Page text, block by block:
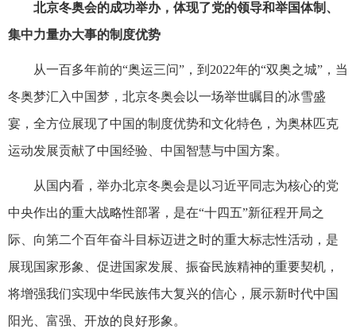
北京冬奥会的成功举办，体现了党的领导和举国体制、
集中力量办大事的制度优势
从一百多年前的“奥运三问”，到2022年的“双奥之城”，当
冬奥梦汇入中国梦，北京冬奥会以一场举世瞩目的冰雪盛
宴，全方位展现了中国的制度优势和文化特色，为奥林匹克
运动发展贡献了中国经验、中国智慧与中国方案。
从国内看，举办北京冬奥会是以习近平同志为核心的党
中央作出的重大战略性部署，是在“十四五”新征程开局之
际、向第二个百年奋斗目标迈进之时的重大标志性活动，是
展现国家形象、促进国家发展、振奋民族精神的重要契机，
将增强我们实现中华民族伟大复兴的信心，展示新时代中国
阳光、富强、开放的良好形象。